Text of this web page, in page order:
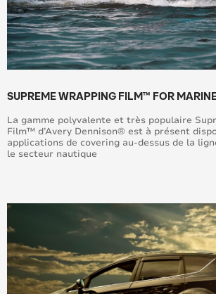
SUPREME WRAPPING FILM™ FOR
La gamme polyvalente et très populaire
Film™ d’Avery Dennison® est à présent
applications de covering au-dessus de la
le secteur nautique